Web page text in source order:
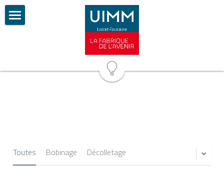
L'offre de services
Toutes Bobinage Décolletage